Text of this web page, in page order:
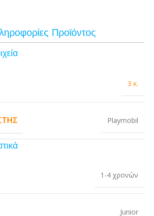
Προϊόντος
3 κ.
Playmobil
1-4 χρονών
Junior